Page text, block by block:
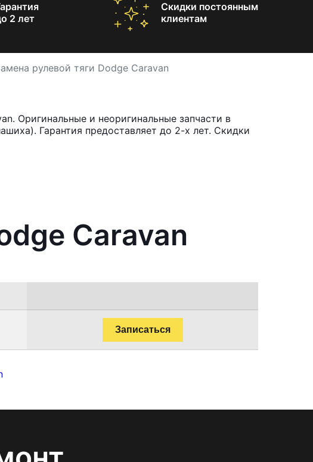
2 лет
Скидки постоянным
клиентам
рулевой тяги Dodge Caravan
Оригинальные и неоригинальные запчасти в
Гарантия предоставляет до 2-х лет. Скидки
Caravan
Записаться